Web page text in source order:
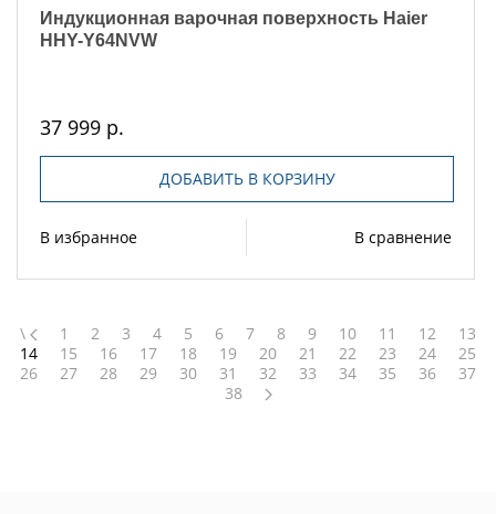
Индукционная варочная поверхность Haier
HHY-Y64NVW
37 999 р.
ДОБАВИТЬ В КОРЗИНУ
В избранное В сравнение
\ 1 2 3 4 5 6 7 8 9 10 11 12
13
14
15 16 17 18 19 20 21 22 23 24
25
26
27 28 29 30 31 32 33 34 35 36
37
38